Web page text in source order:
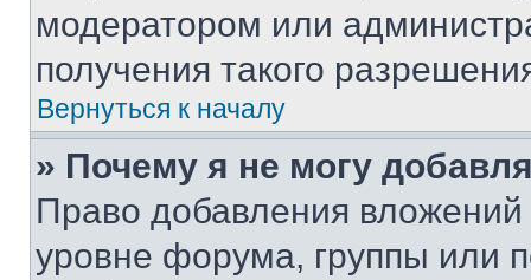
модератором или
получения такого
Вернуться к началу
» Почему я не могу
Право добавления
уровне форума, группы или